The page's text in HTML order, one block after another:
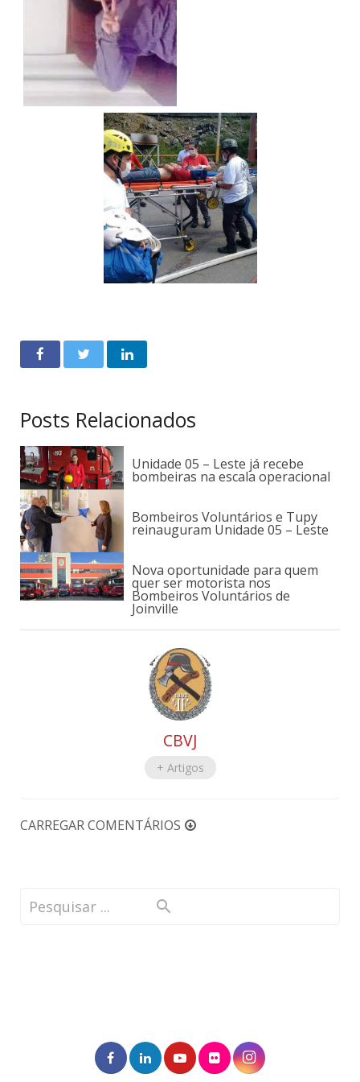
Posts Relacionados
Unidade 05 – Leste já recebe
bombeiras na escala operacional
Bombeiros Voluntários e Tupy
reinauguram Unidade 05 – Leste
Nova oportunidade para quem
quer ser motorista nos
Bombeiros Voluntários de
Joinville
CBVJ
+ Artigos
CARREGAR COMENTÁRIOS